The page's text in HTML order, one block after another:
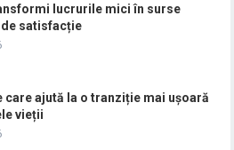
lucrurile mici în surse
satisfacție
care ajută la o tranziție mai ușoară
vieții